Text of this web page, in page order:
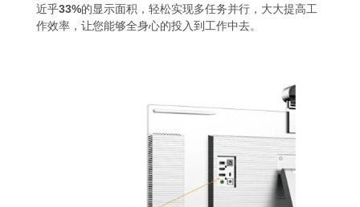
近乎33%的显示面积，轻松实现多任务并行，大大提高工
作效率，让您能够全身心的投入到工作中去。